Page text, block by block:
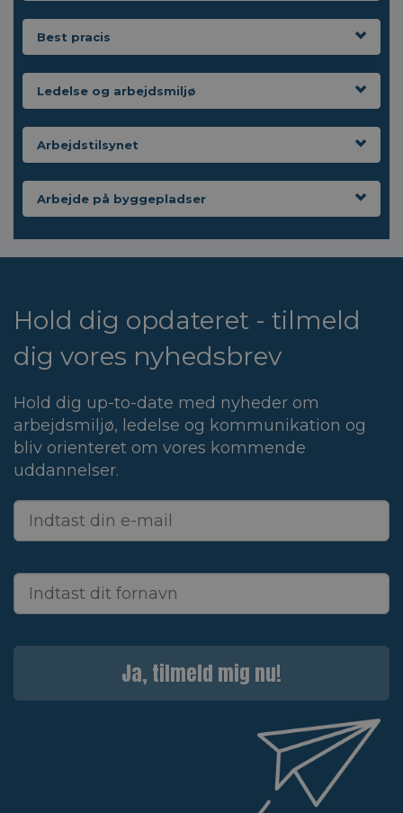
Best pracis
Ledelse og arbejdsmiljø
Arbejdstilsynet
Arbejde på byggepladser
Hold dig opdateret - tilmeld
dig vores nyhedsbrev
Hold dig up-to-date med nyheder om
arbejdsmiljø, ledelse og kommunikation og
bliv orienteret om vores kommende
uddannelser.
Ja, tilmeld mig nu!